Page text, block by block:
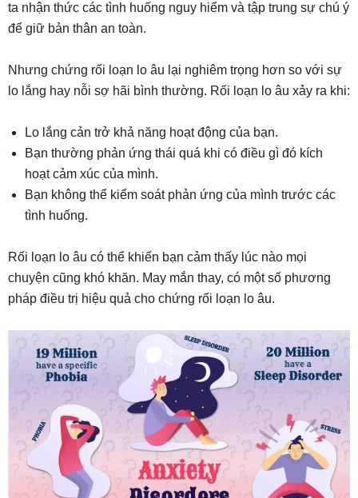
ta nhận thức các tình huống nguy hiểm và tập trung sự chú ý
để giữ bản thân an toàn.
Nhưng chứng rối loạn lo âu lại nghiêm trọng hơn so với sự
lo lắng hay nỗi sợ hãi bình thường. Rối loạn lo âu xảy ra khi:
Lo lắng cản trở khả năng hoạt động của bạn.
Bạn thường phản ứng thái quá khi có điều gì đó kích
hoạt cảm xúc của mình.
Bạn không thể kiểm soát phản ứng của mình trước các
tình huống.
Rối loạn lo âu có thể khiến bạn cảm thấy lúc nào mọi
chuyện cũng khó khăn. May mắn thay, có một số phương
pháp điều trị hiệu quả cho chứng rối loạn lo âu.